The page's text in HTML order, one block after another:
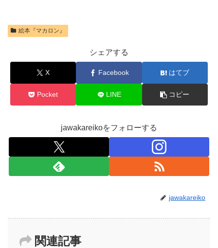
絵本『マカロン』
シェアする
X Facebook はてブ
Pocket LINE コピー
jawakareikoをフォローする
jawakareiko
関連記事